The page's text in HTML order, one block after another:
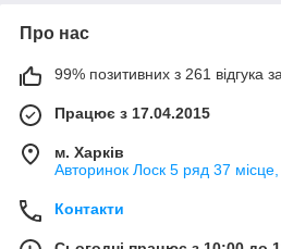
Про нас
99% позитивних з 261 відгука
Працює з 17.04.2015
м. Харків
Авторинок Лоск 5 ряд 37 місце,
Контакти